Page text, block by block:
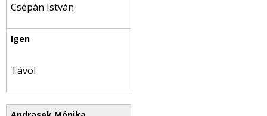
Csépán István
Távol